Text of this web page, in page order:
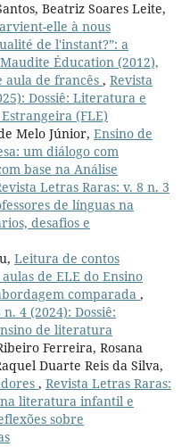
Beatriz Soares Leite,
elle à nous
de l'instant?”: a
Éducation (2012),
aula de francês , Revista
Dossiê: Literatura e
(FLE)
Melo Júnior, Ensino de
um diálogo com
base na Análise
Letras Raras: v. 8 n. 3
de línguas na
desafios e
Leitura de contos
de ELE do Ensino
comparada ,
4 (2024): Dossiê:
de literatura
Ferreira, Rosana
Duarte Reis da Silva,
, Revista Letras Raras:
na literatura infantil e
sobre